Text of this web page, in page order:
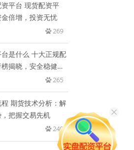
平台 现货配资平
倍增，投资无忧
269
是什么 十大正规配
揭晓，安全稳健的
265
期货技术分析：解
把握交易先机
240